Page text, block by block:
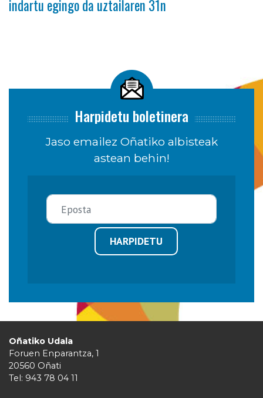
indartu egingo da uztailaren 31n
Harpidetu boletinera
Jaso emailez Oñatiko albisteak
astean behin!
HARPIDETU
Oñatiko Udala
Foruen Enparantza, 1
20560 Oñati
Tel: 943 78 04 11